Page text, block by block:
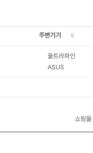
주변기기 5
울트라파인
ASUS
쇼핑몰